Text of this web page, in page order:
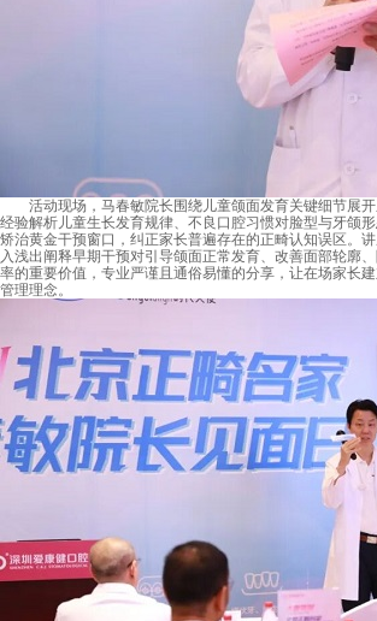
活动现场，马春敏院长围绕儿童颌面发育关键细节展开
经验解析儿童生长发育规律、不良口腔习惯对脸型与牙颌
矫治黄金干预窗口，纠正家长普遍存在的正畸认知误区。
入浅出阐释早期干预对引导颌面正常发育、改善面部轮廓
率的重要价值，专业严谨且通俗易懂的分享，让在场家长
管理理念。